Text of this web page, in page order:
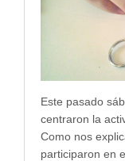
Este pasado
centraron la
Como nos
participaron en